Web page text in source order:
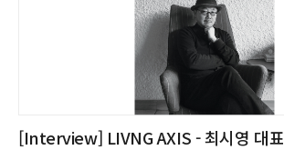
[Interview] LIVNG AXIS - 최시영 대표